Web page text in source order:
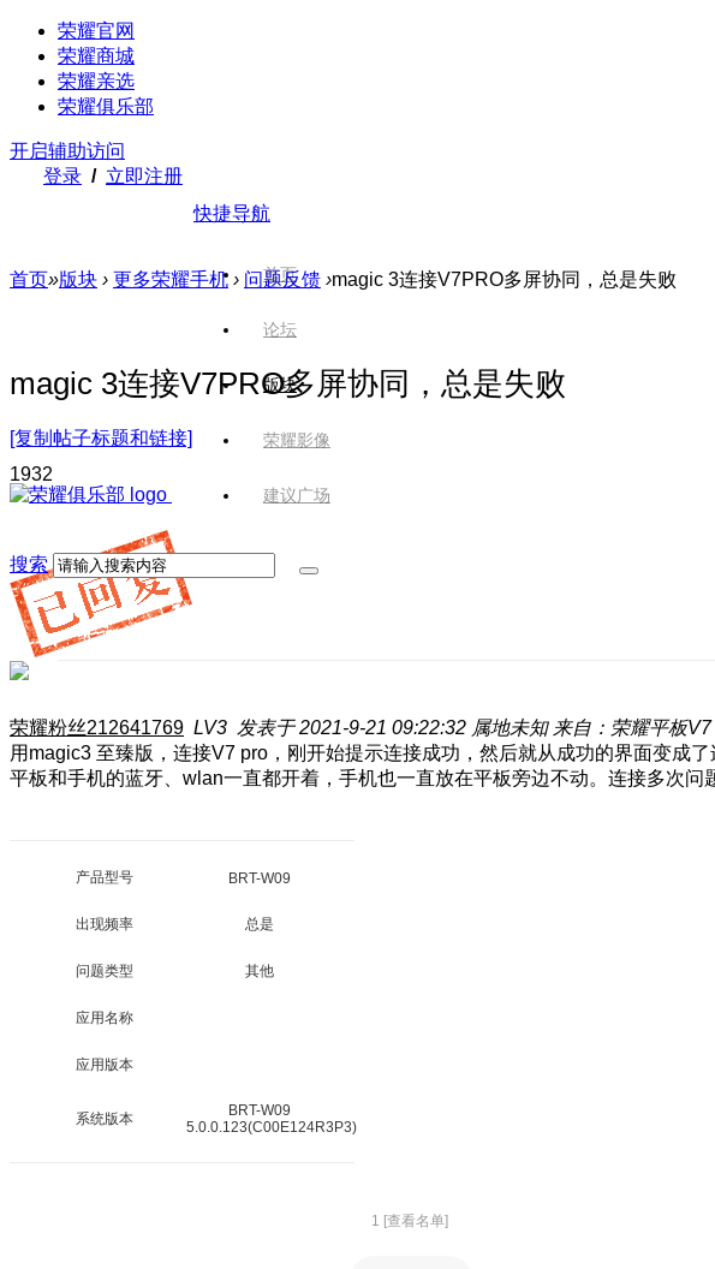
荣耀官网
荣耀商城
荣耀亲选
荣耀俱乐部
开启辅助访问
登录 / 立即注册
快捷导航
首页
论坛
版块
荣耀影像
建议广场
搜索
首页»版块 › 更多荣耀手机 › 问题反馈 ›magic 3连接V7PRO多屏协同，总是失败
magic 3连接V7PRO多屏协同，总是失败
[复制帖子标题和链接]
1932
荣耀粉丝212641769 LV3 发表于 2021-9-21 09:22:32 属地未知 来自：荣耀平板
用magic3 至臻版，连接V7 pro，刚开始提示连接成功，然后就从成功的界面变成
平板和手机的蓝牙、wlan一直都开着，手机也一直放在平板旁边不动。连接多次问
产品型号 BRT-W09
出现频率 总是
问题类型 其他
应用名称
应用版本
系统版本
BRT-W09
5.0.0.123(C00E124R3P3)
1 [查看名单]